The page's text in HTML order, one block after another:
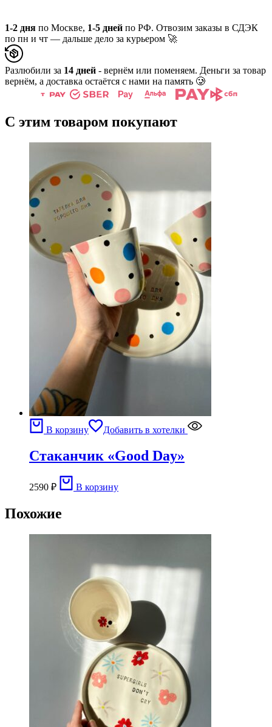
1-2 дня по Москве, 1-5 дней по РФ. Отвозим заказы в СДЭК
по пн и чт — дальше дело за курьером 🚀
Разлюбили за 14 дней - вернём или поменяем. Деньги за товар
вернём, а доставка остаётся с нами на память 🥲
С этим товаром покупают
В корзину Добавить в хотелки
Стаканчик «Good Day»
2590 ₽ В корзину
Похожие